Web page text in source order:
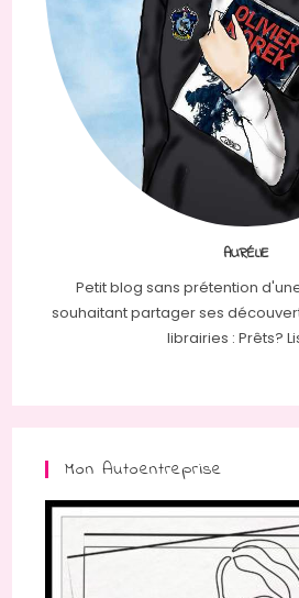
AURÉLIE
Petit blog sans prétention
souhaitant partager ses
librairies : Prêts?
Mon Autoentreprise